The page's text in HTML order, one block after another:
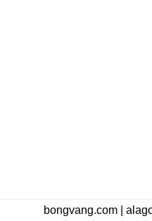
bongvang.com |